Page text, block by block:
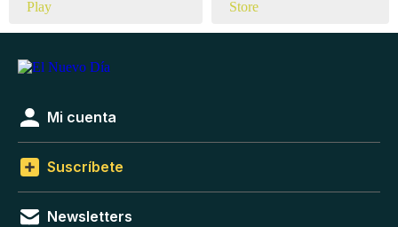
Mi cuenta
Suscríbete
Newsletters